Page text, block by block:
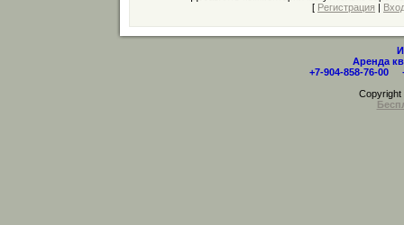
[ Регистрация
Аренда
+7-904-858-76-00